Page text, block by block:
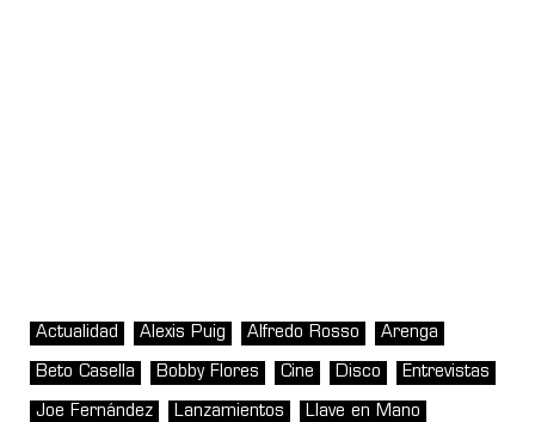
Actualidad Alexis Puig Alfredo Rosso Arenga
Beto Casella Bobby Flores Cine Disco Entrevistas
Joe Fernández Lanzamientos Llave en Mano